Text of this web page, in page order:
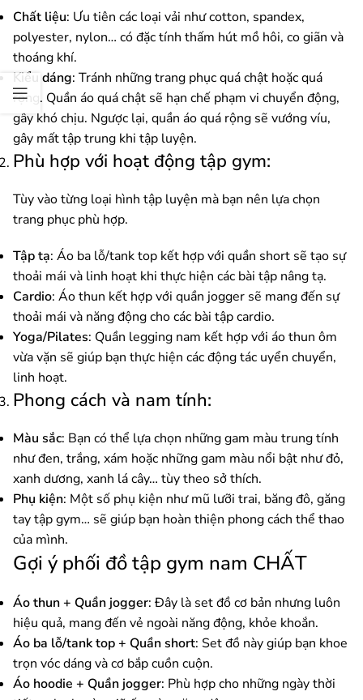
Chất liệu: Ưu tiên các loại vải như cotton, spandex,
polyester, nylon… có đặc tính thấm hút mồ hôi, co giãn và
thoáng khí.
Kiểu dáng: Tránh những trang phục quá chật hoặc quá
rộng. Quần áo quá chật sẽ hạn chế phạm vi chuyển động,
gây khó chịu. Ngược lại, quần áo quá rộng sẽ vướng víu,
gây mất tập trung khi tập luyện.
Phù hợp với hoạt động tập gym:
Tùy vào từng loại hình tập luyện mà bạn nên lựa chọn
trang phục phù hợp.
Tập tạ: Áo ba lỗ/tank top kết hợp với quần short sẽ tạo sự
thoải mái và linh hoạt khi thực hiện các bài tập nâng tạ.
Cardio: Áo thun kết hợp với quần jogger sẽ mang đến sự
thoải mái và năng động cho các bài tập cardio.
Yoga/Pilates: Quần legging nam kết hợp với áo thun ôm
vừa vặn sẽ giúp bạn thực hiện các động tác uyển chuyển,
linh hoạt.
Phong cách và nam tính:
Màu sắc: Bạn có thể lựa chọn những gam màu trung tính
như đen, trắng, xám hoặc những gam màu nổi bật như đỏ,
xanh dương, xanh lá cây… tùy theo sở thích.
Phụ kiện: Một số phụ kiện như mũ lưỡi trai, băng đô, găng
tay tập gym… sẽ giúp bạn hoàn thiện phong cách thể thao
của mình.
Gợi ý phối đồ tập gym nam CHẤT
Áo thun + Quần jogger: Đây là set đồ cơ bản nhưng luôn
hiệu quả, mang đến vẻ ngoài năng động, khỏe khoắn.
Áo ba lỗ/tank top + Quần short: Set đồ này giúp bạn khoe
trọn vóc dáng và cơ bắp cuồn cuộn.
Áo hoodie + Quần jogger: Phù hợp cho những ngày thời